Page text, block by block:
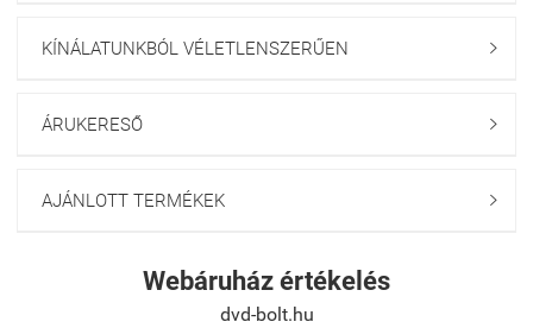
KÍNÁLATUNKBÓL VÉLETLENSZERŰEN 
ÁRUKERESŐ 
AJÁNLOTT TERMÉKEK 
Webáruház értékelés
dvd-bolt.hu